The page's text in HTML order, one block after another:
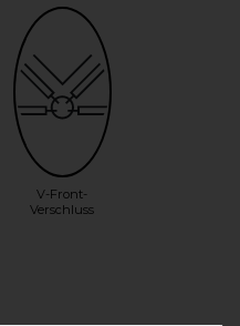
V-Front-
Verschluss